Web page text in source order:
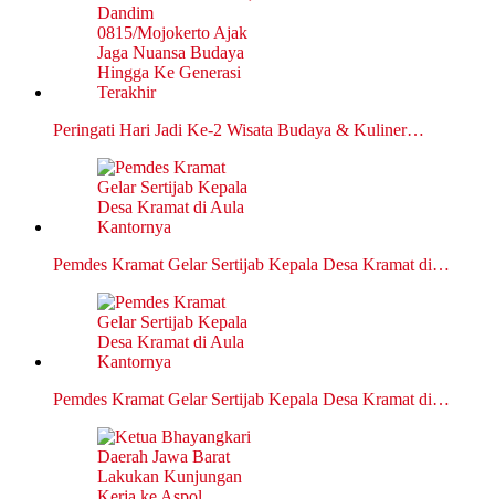
Peringati Hari Jadi Ke-2 Wisata Budaya & Kuliner…
Pemdes Kramat Gelar Sertijab Kepala Desa Kramat di…
Pemdes Kramat Gelar Sertijab Kepala Desa Kramat di…